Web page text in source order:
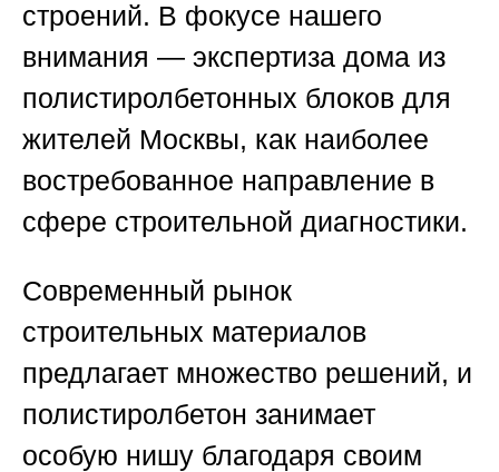
строений. В фокусе нашего
внимания — экспертиза дома из
полистиролбетонных блоков для
жителей Москвы, как наиболее
востребованное направление в
сфере строительной диагностики.
Современный рынок
строительных материалов
предлагает множество решений, и
полистиролбетон занимает
особую нишу благодаря своим